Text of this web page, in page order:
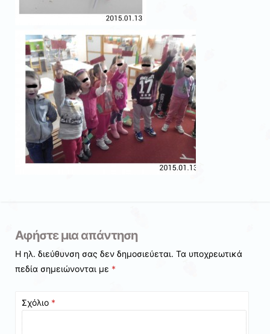
Αφήστε μια απάντηση
Η ηλ. διεύθυνση σας δεν δημοσιεύεται. Τα υποχρεωτικά
πεδία σημειώνονται με *
Σχόλιο *